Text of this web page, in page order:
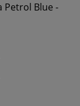
Petrol Blue -